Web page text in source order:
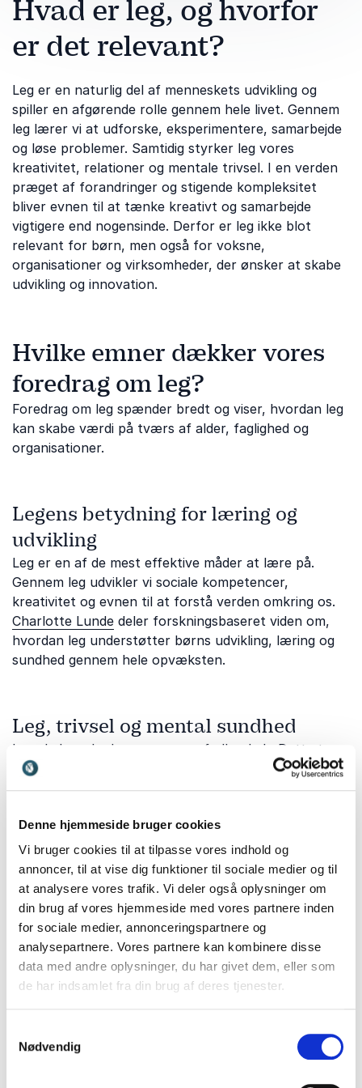
Denne hjemmeside bruger cookies
Vi bruger cookies til at tilpasse vores indhold og
annoncer, til at vise dig funktioner til sociale medier og til
at analysere vores trafik. Vi deler også oplysninger om
din brug af vores hjemmeside med vores partnere inden
for sociale medier, annonceringspartnere og
analysepartnere. Vores partnere kan kombinere disse
data med andre oplysninger, du har givet dem, eller som
de har indsamlet fra din brug af deres tjenester.
Nødvendig
Hvad er leg, og hvorfor
er det relevant?
Leg er en naturlig del af menneskets udvikling og
spiller en afgørende rolle gennem hele livet. Gennem
leg lærer vi at udforske, eksperimentere, samarbejde
og løse problemer. Samtidig styrker leg vores
kreativitet, relationer og mentale trivsel. I en verden
præget af forandringer og stigende kompleksitet
bliver evnen til at tænke kreativt og samarbejde
vigtigere end nogensinde. Derfor er leg ikke blot
relevant for børn, men også for voksne,
organisationer og virksomheder, der ønsker at skabe
udvikling og innovation.
Hvilke emner dækker vores
foredrag om leg?
Foredrag om leg spænder bredt og viser, hvordan leg
kan skabe værdi på tværs af alder, faglighed og
organisationer.
Legens betydning for læring og
udvikling
Leg er en af de mest effektive måder at lære på.
Gennem leg udvikler vi sociale kompetencer,
kreativitet og evnen til at forstå verden omkring os.
Charlotte Lunde deler forskningsbaseret viden om,
hvordan leg understøtter børns udvikling, læring og
sundhed gennem hele opvæksten.
Leg, trivsel og mental sundhed
Leg skaber glæde, nærvær og fællesskab. Dette tema
handler om sammenhængen mellem leg, trivsel og
mental sundhed hos både børn og voksne.Hans
hvordan leg, nysgerrighed og engagement bidrager til
øget livskvalitet og motivation.
Kreativitet og innovation gennem
leg
Leg åbner døren til nye idéer og innovative løsninger.
Dette tema fokuserer på, hvordan legende tilgange
kan bruge leg som en katalysator for innovation,
kreativitet og nytænkning.